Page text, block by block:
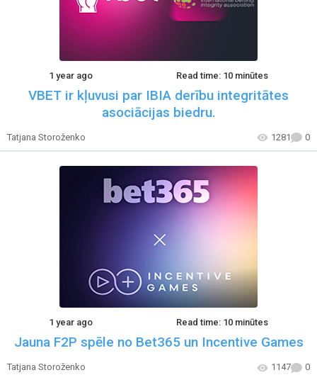
1 year ago Read time: 10 minūtes
VBET ir kļuvusi par IBIA derību integritātes
asociācijas biedru.
Tatjana Storoženko 1281 0
1 year ago Read time: 10 minūtes
Jauna F2P spēle no Bet365 un Incentive Games
Tatjana Storoženko 1147 0